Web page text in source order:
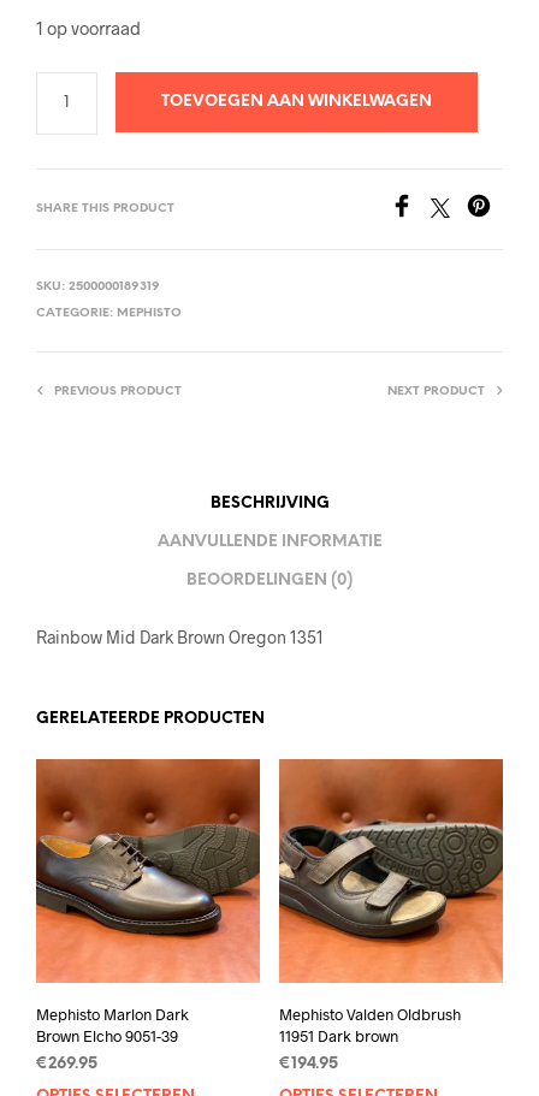
1 op voorraad
TOEVOEGEN AAN WINKELWAGEN
SHARE THIS PRODUCT
SKU: 2500000189319
CATEGORIE: MEPHISTO
PREVIOUS PRODUCT NEXT PRODUCT
BESCHRIJVING
AANVULLENDE INFORMATIE
BEOORDELINGEN (0)
Rainbow Mid Dark Brown Oregon 1351
GERELATEERDE PRODUCTEN
Mephisto Marlon Dark
Brown Elcho 9051-39
€269.95
Mephisto Valden Oldbrush
11951 Dark brown
€ 194.95